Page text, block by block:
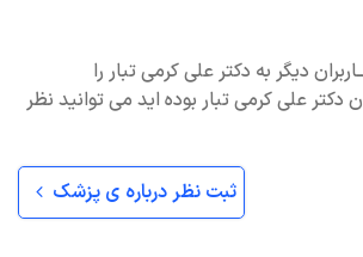
دیگر به دکتر علی کرمی تبار را
علی کرمی تبار بوده اید می توانید نظر
ثبت نظر درباره ی پزشک